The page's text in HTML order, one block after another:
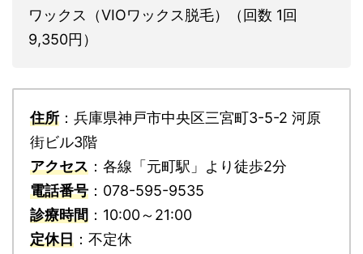
ワックス（VIOワックス脱毛）（回数 1回
9,350円）
住所 ：兵庫県神戸市中央区三宮町3-5-2 河原
街ビル3階
アクセス ：各線「元町駅」より徒歩2分
電話番号 ：078-595-9535
診療時間 ：10:00～21:00
定休日 ：不定休